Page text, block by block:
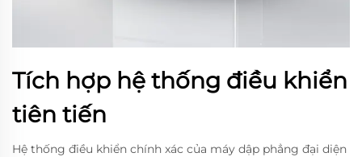
Tích hợp hệ thống điều khiển
tiên tiến
Hệ thống điều khiển chính xác của máy dập phẳng đại diện